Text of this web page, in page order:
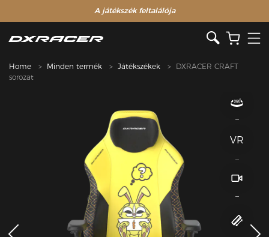
A játékszék feltalálója
Home Minden termék Játékszékek
DXRACER CRAFT
sorozat
VR